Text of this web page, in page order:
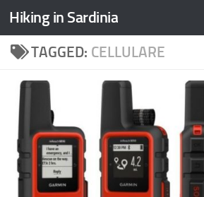
Hiking in Sardinia
TAGGED: CELLULARE